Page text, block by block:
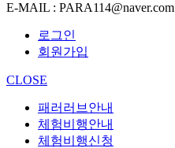
E-MAIL : PARA114@naver.com
로그인
회원가입
CLOSE
패러러브안내
체험비행안내
체험비행신청